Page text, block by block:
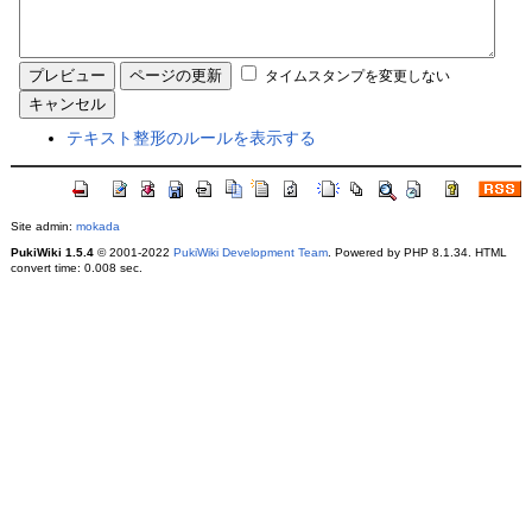
タイムスタンプを変更しない
テキスト整形のルールを表示する
Site admin: mokada
PukiWiki 1.5.4© 2001-2022 PukiWiki Development Team. Powered by PHP 8.1.34. HTML
convert time: 0.008 sec.